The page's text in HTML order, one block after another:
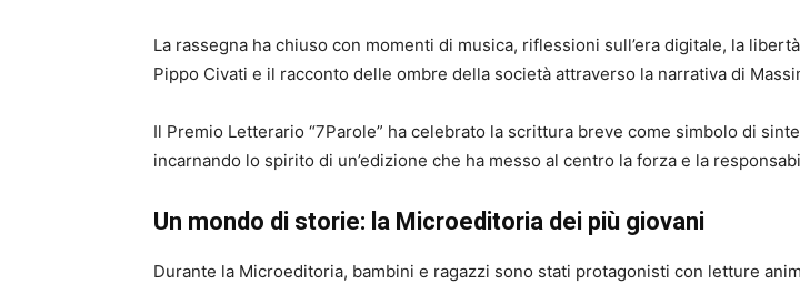
La rassegna ha chiuso con momenti di musica, riflessioni sull’era digitale, la
Pippo Civati e il racconto delle ombre della società attraverso la narrativa di
Il Premio Letterario “7Parole” ha celebrato la scrittura breve come simbolo di
incarnando lo spirito di un’edizione che ha messo al centro la forza e la
Un mondo di storie: la Microeditoria dei più giovani
Durante la Microeditoria, bambini e ragazzi sono stati protagonisti con letture